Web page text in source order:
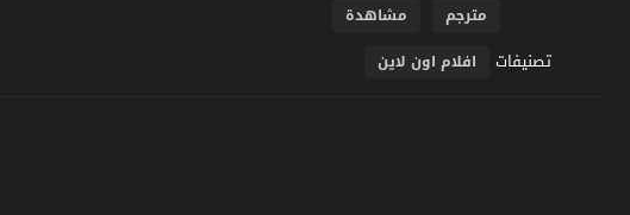
مترجم
مشاهدة
تصنيفات افلام اون لاين